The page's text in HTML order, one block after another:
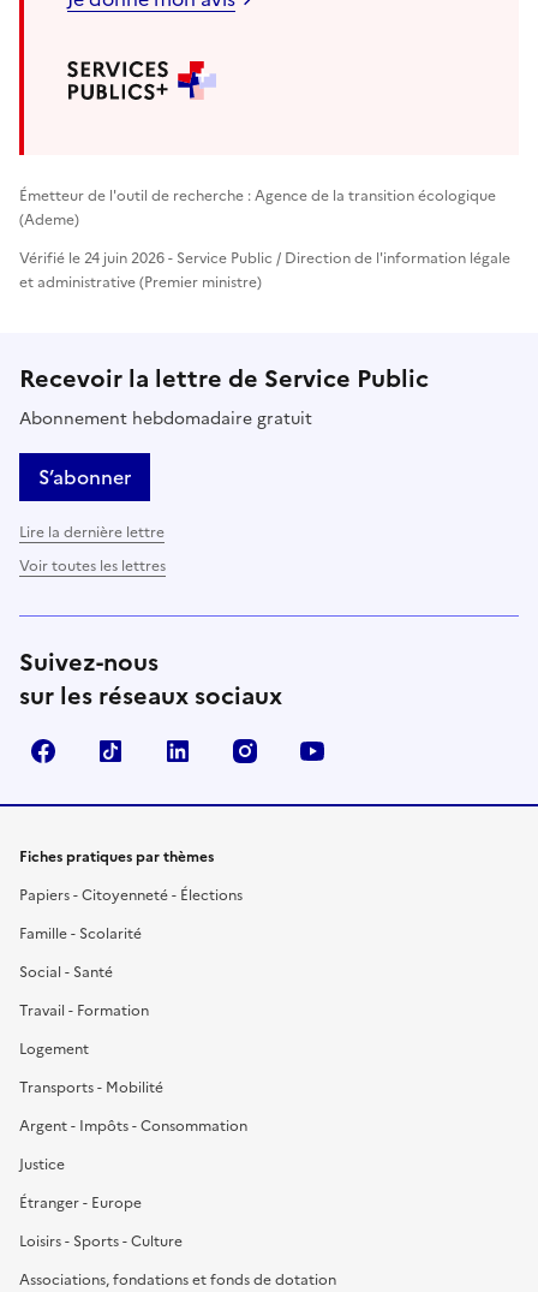
Émetteur de l'outil de recherche : Agence de la transition écologique
(Ademe)
Vérifié le 24 juin 2026 - Service Public / Direction de l'information légale
et administrative (Premier ministre)
Recevoir la lettre de Service Public
Abonnement hebdomadaire gratuit
S’abonner
Lire la dernière lettre
Voir toutes les lettres
Suivez-nous
sur les réseaux sociaux
FacebookTikTok LinkedIn Instagram
Fiches pratiques par thèmes
Papiers - Citoyenneté - Élections
Famille - Scolarité
Social - Santé
Travail - Formation
Logement
Transports - Mobilité
Argent - Impôts - Consommation
Justice
Étranger - Europe
Loisirs - Sports - Culture
Associations, fondations et fonds de dotation